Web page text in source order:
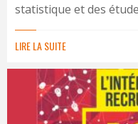
statistique et des
LIRE LA SUITE